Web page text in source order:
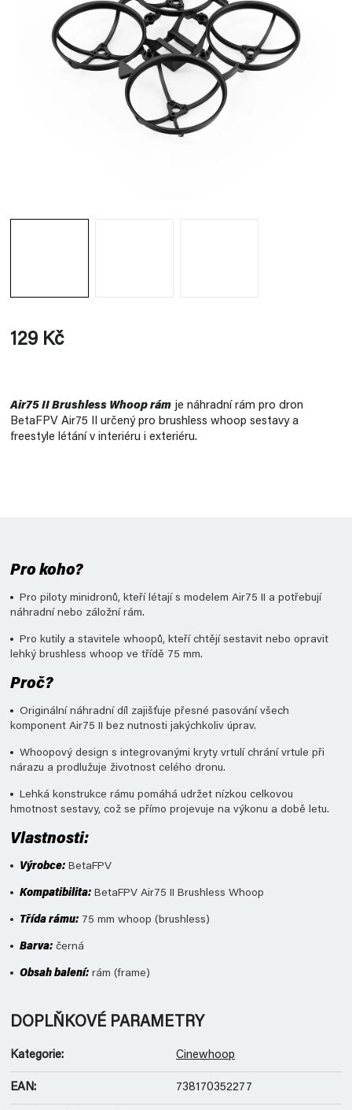
129 Kč
Air75 II Brushless Whoop rám je náhradní rám pro dron
BetaFPV Air75 II určený pro brushless whoop sestavy a
freestyle létání v interiéru i exteriéru.
Pro koho?
Pro piloty minidronů, kteří létají s modelem Air75 II a potřebují
náhradní nebo záložní rám.
Pro kutily a stavitele whoopů, kteří chtějí sestavit nebo opravit
lehký brushless whoop ve třídě 75 mm.
Proč?
Originální náhradní díl zajišťuje přesné pasování všech
komponent Air75 II bez nutnosti jakýchkoliv úprav.
Whoopový design s integrovanými kryty vrtulí chrání vrtule při
nárazu a prodlužuje životnost celého dronu.
Lehká konstrukce rámu pomáhá udržet nízkou celkovou
hmotnost sestavy, což se přímo projevuje na výkonu a době letu.
Vlastnosti:
Výrobce: BetaFPV
Kompatibilita: BetaFPV Air75 II Brushless Whoop
Třída rámu: 75 mm whoop (brushless)
Barva: černá
Obsah balení: rám (frame)
DOPLŇKOVÉ PARAMETRY
Kategorie: Cinewhoop
EAN: 738170352277